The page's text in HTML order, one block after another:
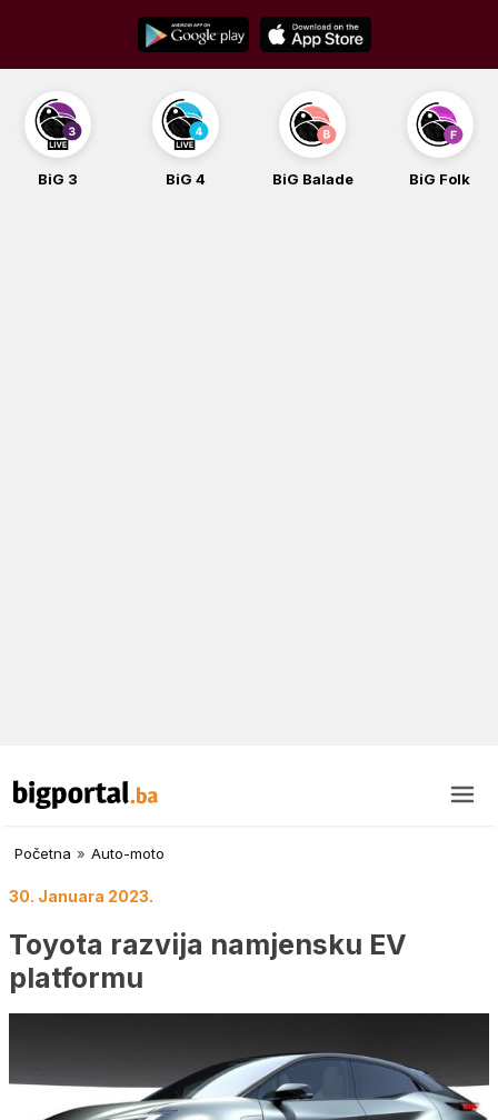
content
BiG 3 BiG 4 BiG Balade BiG Folk
Početna » Auto-moto
30. Januara 2023.
Toyota razvija namjensku EV
platformu